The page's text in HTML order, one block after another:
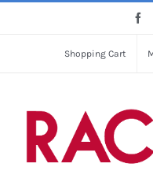
Shopping Cart